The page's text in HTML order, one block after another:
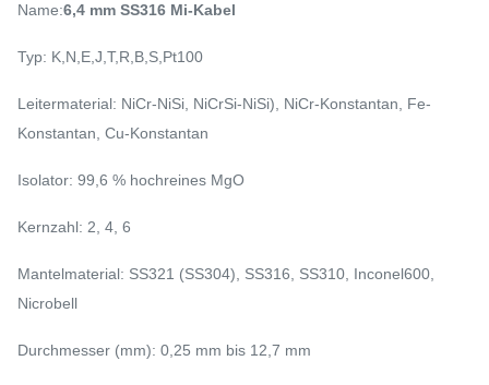
Name:6,4 mm SS316 Mi-Kabel
Typ: K,N,E,J,T,R,B,S,Pt100
Leitermaterial: NiCr-NiSi, NiCrSi-NiSi), NiCr-Konstantan, Fe-
Konstantan, Cu-Konstantan
Isolator: 99,6 % hochreines MgO
Kernzahl: 2, 4, 6
Mantelmaterial: SS321 (SS304), SS316, SS310, Inconel600,
Nicrobell
Durchmesser (mm): 0,25 mm bis 12,7 mm